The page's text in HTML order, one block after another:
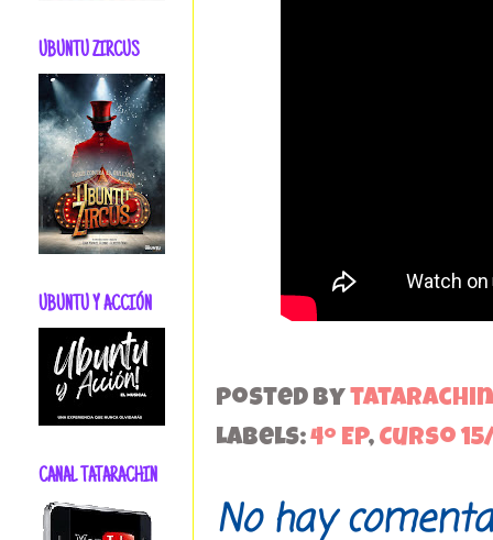
Posted by tatarachin
Labels:4º EP, Curso
No hay
UBUNTU ZIRCUS
UBUNTU Y ACCIÓN
CANAL TATARACHIN